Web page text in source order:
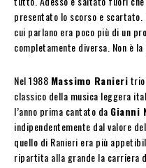
presentato lo scorso e scartato.
cui parlano era poco più di un
completamente diversa. Non è
Nel 1988 Massimo Ranieri
classico della musica leggera
l’anno prima cantato da Gianni
indipendentemente dal valore
quello di Ranieri era più
ripartita alla grande la carriera